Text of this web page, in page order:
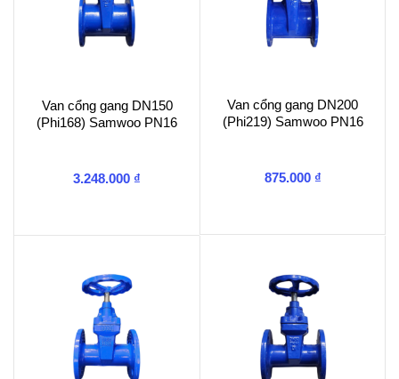
Van cổng gang DN150
(Phi168) Samwoo PN16
3.248.000 ₫
Van cổng gang DN200
(Phi219) Samwoo PN16
875.000 ₫